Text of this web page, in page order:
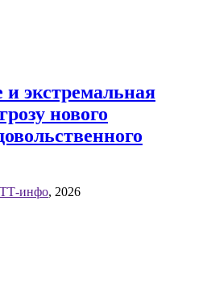
экстремальная
нового
ТТ-инфо, 2026